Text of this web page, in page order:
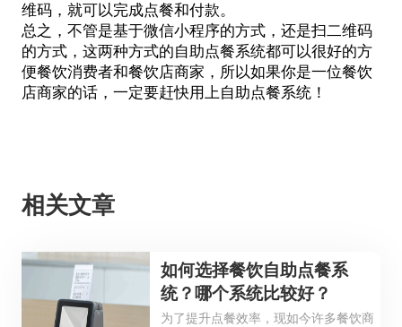
维码，就可以完成点餐和付款。
总之，不管是基于微信小程序的方式，还是扫二维码
的方式，这两种方式的自助点餐系统都可以很好的方
便餐饮消费者和餐饮店商家，所以如果你是一位餐饮
店商家的话，一定要赶快用上自助点餐系统！
相关文章
如何选择餐饮自助点餐系
统？哪个系统比较好？
为了提升点餐效率，现如今许多餐饮商